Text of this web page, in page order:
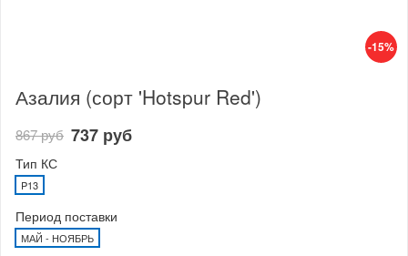
-15%
Азалия (сорт 'Hotspur Red')
867 руб 737 руб
Тип КС
P13
Период поставки
МАЙ - НОЯБРЬ